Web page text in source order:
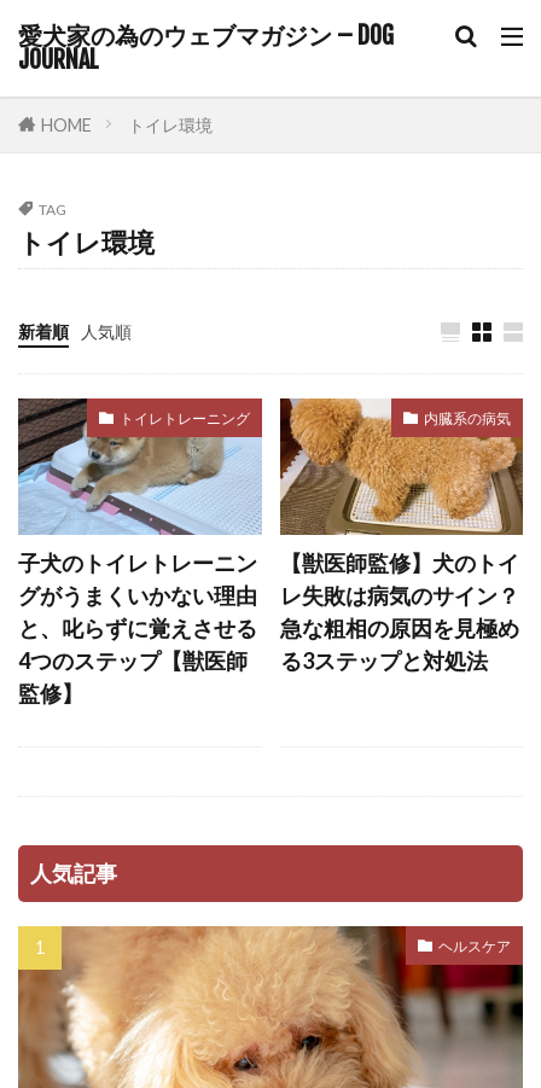
愛犬家の為のウェブマガジン – DOG
JOURNAL
トリーツトレーニング
トリート＆リトリート
ドックフード
ドッグフード
ネガティブ
ノミ
ノミ・ダニ
ノミ・マダニ
ノンコアワクチン
ノンレム睡眠
ノーズワーク
ハウス
ハウストレーニング
ハグ
ハズバンダリートレーニング
ハックルズ
ハナセ
ハビット・スタッキング
ハンドサイン
ハンドターゲット
ハードアイ
ハーネス
バケツゲーム
バランス
バランス感覚
パンティング
パートナーシップ
ヒコーキ耳
ヒート
ビタミンE
ピッチ
ファインド・イット
フィアフリー
フィラリア
フィラリア予防
フィラリア症
フィードバック
フェッチプレイ
フケ
フラストレーション
HOME トイレ環境
TAG
トイレ環境
新着順 人気順
トイレトレーニング
子犬のトイレトレーニン
グがうまくいかない理由
と、叱らずに覚えさせる
4つのステップ【獣医師
監修】
内臓系の病気
【獣医師監修】犬のトイ
レ失敗は病気のサイン？
急な粗相の原因を見極め
る3ステップと対処法
人気記事
ヘルスケア